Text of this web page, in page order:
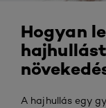
Hogyan
A hajhullás egy